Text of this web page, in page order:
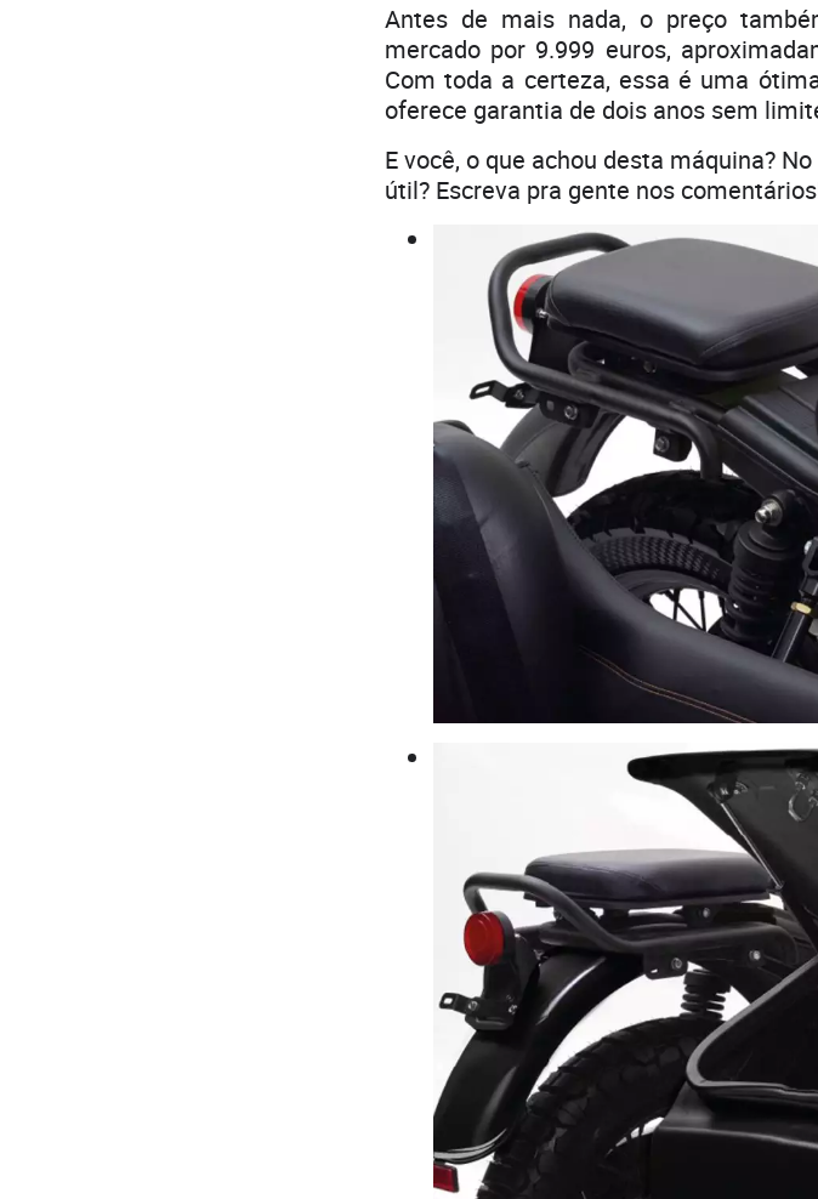
Antes de mais nada, o preço
mercado por 9.999 euros,
Com toda a certeza, essa é uma
oferece garantia de dois anos sem
E você, o que achou desta máquina?
útil? Escreva pra gente nos